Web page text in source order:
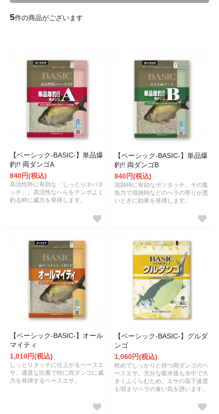
5件の商品がございます
【ベーシック-BASIC-】単品爆
釣!! 両ダンゴA
840円(税込)
高活性時に有効な「しっとりネバタ
ッチ」。高活性なへらをテンポよく
釣る時に威力を発揮します。
【ベーシック-BASIC-】単品爆
釣!! 両ダンゴB
840円(税込)
混雑時に有効なボソタッチ。その集
魚力で混雑時などのヘラの寄りが悪
いときに効果を発揮します。
【ベーシック-BASIC-】オール
マイティ
1,010円(税込)
しっとりタッチに仕上がるベースエ
サ。適度な比重で特に両ダンゴに威
力を発揮するベースエサ。
【ベーシック-BASIC-】グルダ
ンゴ
1,060円(税込)
軽めでしっかりと持つ両ダンゴのベ
ースエサ。充分な吸水後も水中で大
きくふくらむため、エサの落下速度
も弱まりヘラの食い気を誘います。